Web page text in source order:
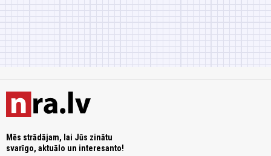
Mēs strādājam, lai Jūs zinātu
svarīgo, aktuālo un interesanto!